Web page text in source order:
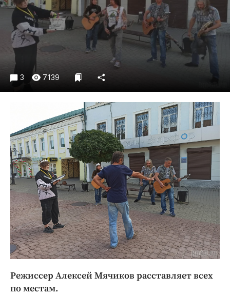
Погода
Праздники
Происшествия
Спорт
Экономика и бизнес
Издания
Медиаперсона
Интересное чтиво
Клиника года
Бренд года
Работодатель года
3 7139
Режиссер Алексей Мячиков расставляет всех
по местам.